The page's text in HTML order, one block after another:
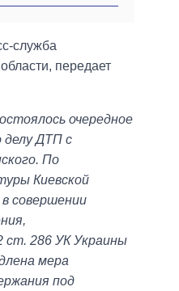
служба
передает
очередное
делу ДТП с
По
Киевской
совершении
ст. 286 УК Украины
мера
под